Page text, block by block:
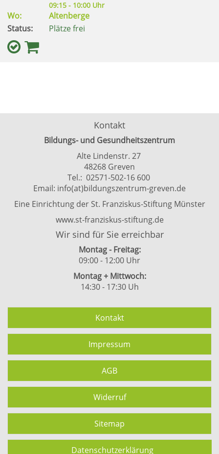
09:15 - 10:00 Uhr
Wo:
Altenberge
Status:
Plätze frei
Kontakt
Bildungs- und Gesundheitszentrum
Alte Lindenstr. 27
48268 Greven
Tel.: 02571-502-16 600
Email: info(at)bildungszentrum-greven.de
Eine Einrichtung der St. Franziskus-Stiftung Münster
www.st-franziskus-stiftung.de
Wir sind für Sie erreichbar
Montag - Freitag:
09:00 - 12:00 Uhr
Montag + Mittwoch:
14:30 - 17:30 Uh
Kontakt
Impressum
AGB
Widerruf
Sitemap
Datenschutzerklärung